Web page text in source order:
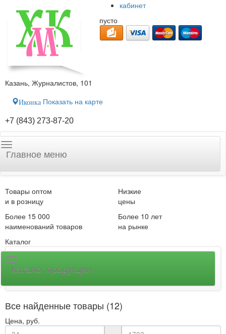
кабинет
пусто
Казань, Журналистов, 101
Иконка Показать на карте
+7 (843) 273-87-20
Главное меню
Товары оптом
и в розницу
Низкие
цены
Более 15 000
наименований товаров
Более 10 лет
на рынке
Каталог
Каталог продукции
Все найденные товары (12)
Цена, руб.